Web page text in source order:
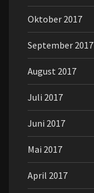
Oktober 2017
September 2017
August 2017
Juli 2017
Juni 2017
Mai 2017
April 2017